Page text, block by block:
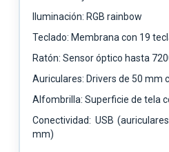
Iluminación: RGB rainbow
Teclado: Membrana con 19
Ratón: Sensor óptico hasta
Auriculares: Drivers de 50 mm
Alfombrilla: Superficie de tela
Conectividad: USB
mm)